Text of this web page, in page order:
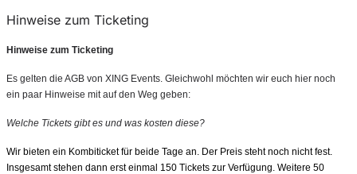
Hinweise zum Ticketing
Hinweise zum Ticketing
Es gelten die AGB von XING Events. Gleichwohl möchten wir euch hier noch
ein paar Hinweise mit auf den Weg geben:
Welche Tickets gibt es und was kosten diese?
Wir bieten ein Kombiticket für beide Tage an. Der Preis steht noch nicht fest.
Insgesamt stehen dann erst einmal 150 Tickets zur Verfügung. Weitere 50